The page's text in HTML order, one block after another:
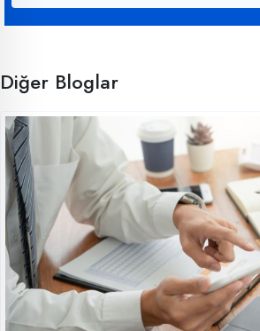
Diğer Bloglar